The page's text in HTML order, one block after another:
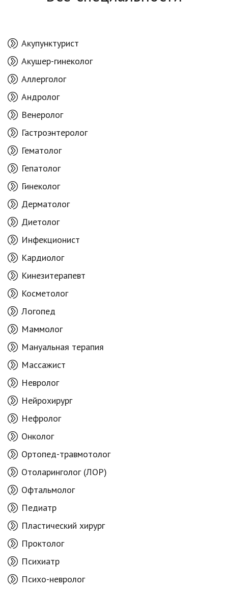
Акупунктурист
Акушер-гинеколог
Аллерголог
Андролог
Венеролог
Гастроэнтеролог
Гематолог
Гепатолог
Гинеколог
Дерматолог
Диетолог
Инфекционист
Кардиолог
Кинезитерапевт
Косметолог
Логопед
Маммолог
Мануальная терапия
Массажист
Невролог
Нейрохирург
Нефролог
Онколог
Ортопед-травмотолог
Отоларинголог (ЛОР)
Офтальмолог
Педиатр
Пластический хирург
Проктолог
Психиатр
Психо-невролог